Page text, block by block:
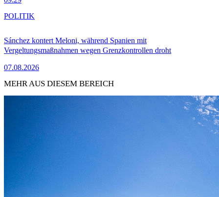
Sánchez kontert Meloni, während Spanien mit
Vergeltungsmaßnahmen wegen Grenzkontrollen droht
07.08.2026
POLITIK
MEHR AUS DIESEM BEREICH